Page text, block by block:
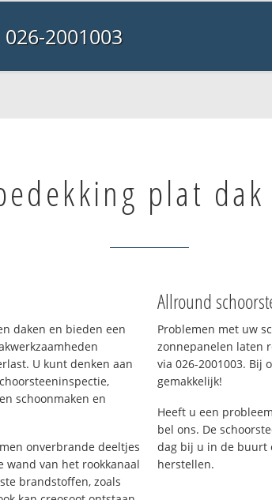
026-2001003
plat
daken en bieden een
U kunt denken aan
schoonmaken en
onverbrande deeltjes
wand van het rookkanaal
brandstoffen, zoals
Allround
Problemen met uw
zonnepanelen laten
via 026-2001003. Bij
gemakkelijk!
Heeft u een
bel ons. De
dag bij u in de buurt
herstellen.